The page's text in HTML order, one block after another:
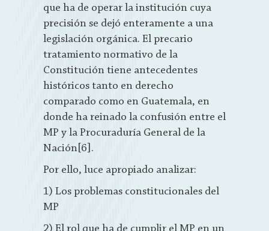
que ha de operar la institución cuya
precisión se dejó enteramente a una
legislación orgánica. El precario
tratamiento normativo de la
Constitución tiene antecedentes
históricos tanto en derecho
comparado como en Guatemala, en
donde ha reinado la confusión entre el
MP y la Procuraduría General de la
Nación[6].
Por ello, luce apropiado analizar:
1) Los problemas constitucionales del
MP